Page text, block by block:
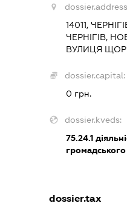
14011,
ЧЕРНІГІВ,
ВУЛИЦЯ
dossier.capital:
0 грн.
dossier.kveds:
75.24.1
dossier.tax